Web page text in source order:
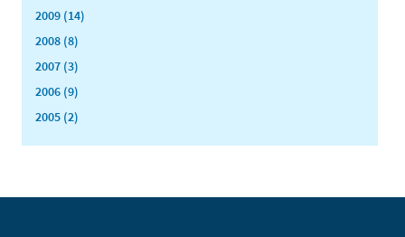
2009 (14)
2008 (8)
2007 (3)
2006 (9)
2005 (2)